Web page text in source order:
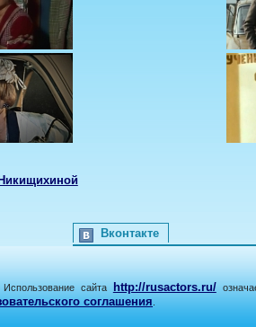
Вконтакте
сайта http://rusactors.ru/
соглашения